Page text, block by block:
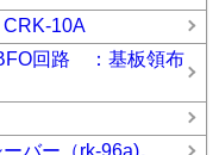
10A
回路 ：基板領布
バー（rk-96a)。